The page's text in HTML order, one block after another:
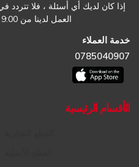
إذا كان لديك أي أسئلة ، فلا تتردد
العمل لدينا من 9:00 حتي 18:00 من السبت إلى الخميس
خدمة العملاء
0785040907
الأقسام الرئيسية